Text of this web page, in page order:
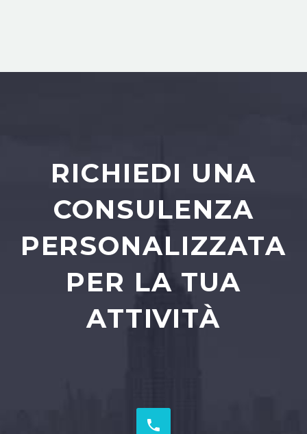
RICHIEDI UNA
CONSULENZA
PERSONALIZZATA
PER LA TUA
ATTIVITÀ

